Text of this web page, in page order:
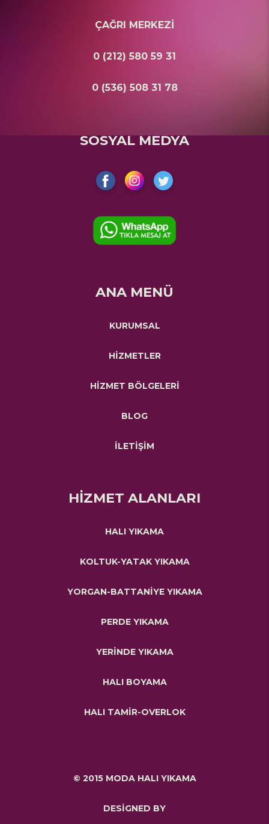
ÇAĞRI MERKEZİ
0 (212) 580 59 31
0 (536) 508 31 78
SOSYAL MEDYA
ANA MENÜ
KURUMSAL
HİZMETLER
HİZMET BÖLGELERİ
BLOG
İLETİŞİM
HİZMET ALANLARI
HALI YIKAMA
KOLTUK-YATAK YIKAMA
YORGAN-BATTANİYE YIKAMA
PERDE YIKAMA
YERİNDE YIKAMA
HALI BOYAMA
HALI TAMİR-OVERLOK
© 2015 MODA HALI YIKAMA
DESİGNED BY